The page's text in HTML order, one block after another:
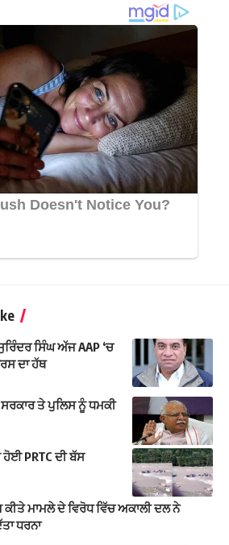
ਸਿੰਘ ਅੱਜ AAP ‘ਚ
ਦਾ ਹੱਥ
ਤੇ ਪੁਲਿਸ ਨੂੰ ਧਮਕੀ
PRTC ਦੀ ਬੱਸ
ਮਾਮਲੇ ਦੇ ਵਿਰੋਧ ਵਿੱਚ ਅਕਾਲੀ ਦਲ ਨੇ
ਧਰਨਾ